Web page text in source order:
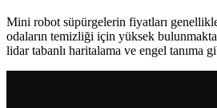
Mini robot süpürgelerin fiyatları
odaların temizliği için yüksek
lidar tabanlı haritalama ve engel